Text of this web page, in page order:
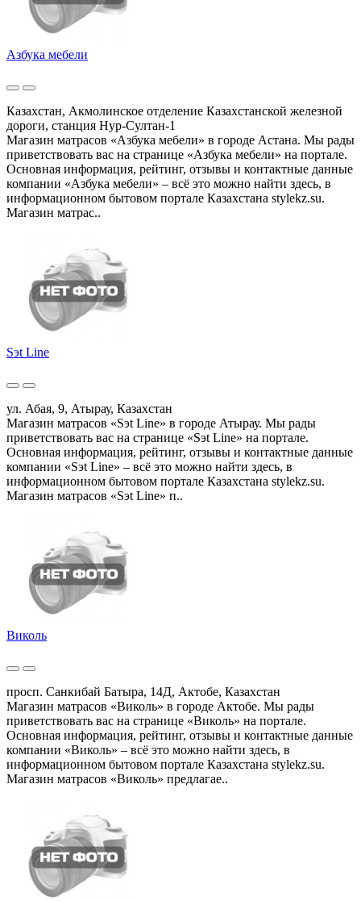
Азбука мебели
Казахстан, Акмолинское отделение Казахстанской железной
дороги, станция Нур-Султан-1
Магазин матрасов «Азбука мебели» в городе Астана. Мы рады
приветствовать вас на странице «Азбука мебели» на портале.
Основная информация, рейтинг, отзывы и контактные данные
компании «Азбука мебели» – всё это можно найти здесь, в
информационном бытовом портале Казахстана stylekz.su.
Магазин матрас..
Sэt Line
ул. Абая, 9, Атырау, Казахстан
Магазин матрасов «Sэt Line» в городе Атырау. Мы рады
приветствовать вас на странице «Sэt Line» на портале.
Основная информация, рейтинг, отзывы и контактные данные
компании «Sэt Line» – всё это можно найти здесь, в
информационном бытовом портале Казахстана stylekz.su.
Магазин матрасов «Sэt Line» п..
Виколь
просп. Санкибай Батыра, 14Д, Актобе, Казахстан
Магазин матрасов «Виколь» в городе Актобе. Мы рады
приветствовать вас на странице «Виколь» на портале.
Основная информация, рейтинг, отзывы и контактные данные
компании «Виколь» – всё это можно найти здесь, в
информационном бытовом портале Казахстана stylekz.su.
Магазин матрасов «Виколь» предлагае..